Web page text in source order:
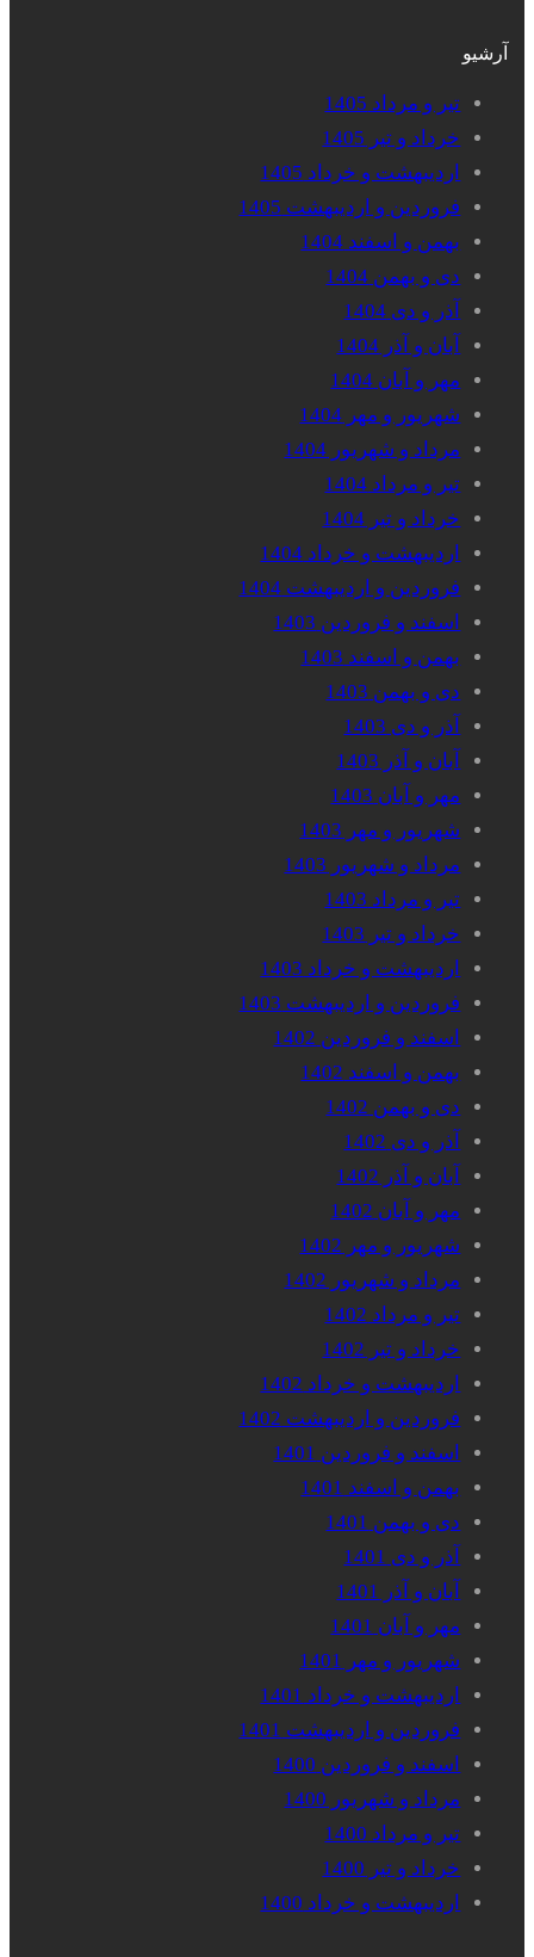
آرشیو
تیر و مرداد 1405
خرداد و تیر 1405
اردیبهشت و خرداد 1405
فروردین و اردیبهشت 1405
بهمن و اسفند 1404
دی و بهمن 1404
آذر و دی 1404
آبان و آذر 1404
مهر و آبان 1404
شهریور و مهر 1404
مرداد و شهریور 1404
تیر و مرداد 1404
خرداد و تیر 1404
اردیبهشت و خرداد 1404
فروردین و اردیبهشت 1404
اسفند و فروردین 1403
بهمن و اسفند 1403
دی و بهمن 1403
آذر و دی 1403
آبان و آذر 1403
مهر و آبان 1403
شهریور و مهر 1403
مرداد و شهریور 1403
تیر و مرداد 1403
خرداد و تیر 1403
اردیبهشت و خرداد 1403
فروردین و اردیبهشت 1403
اسفند و فروردین 1402
بهمن و اسفند 1402
دی و بهمن 1402
آذر و دی 1402
آبان و آذر 1402
مهر و آبان 1402
شهریور و مهر 1402
مرداد و شهریور 1402
تیر و مرداد 1402
خرداد و تیر 1402
اردیبهشت و خرداد 1402
فروردین و اردیبهشت 1402
اسفند و فروردین 1401
بهمن و اسفند 1401
دی و بهمن 1401
آذر و دی 1401
آبان و آذر 1401
مهر و آبان 1401
شهریور و مهر 1401
اردیبهشت و خرداد 1401
فروردین و اردیبهشت 1401
اسفند و فروردین 1400
مرداد و شهریور 1400
تیر و مرداد 1400
خرداد و تیر 1400
اردیبهشت و خرداد 1400